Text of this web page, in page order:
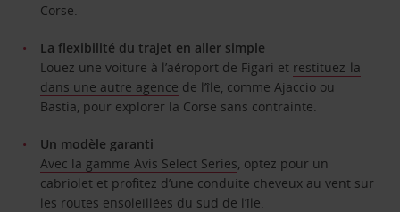
Corse.
La flexibilité du trajet en aller simple
Louez une voiture à l’aéroport de Figari et restituez-la
dans une autre agence de l’île, comme Ajaccio ou
Bastia, pour explorer la Corse sans contrainte.
Un modèle garanti
Avec la gamme Avis Select Series , optez pour un
cabriolet et profitez d’une conduite cheveux au vent sur
les routes ensoleillées du sud de l’île.